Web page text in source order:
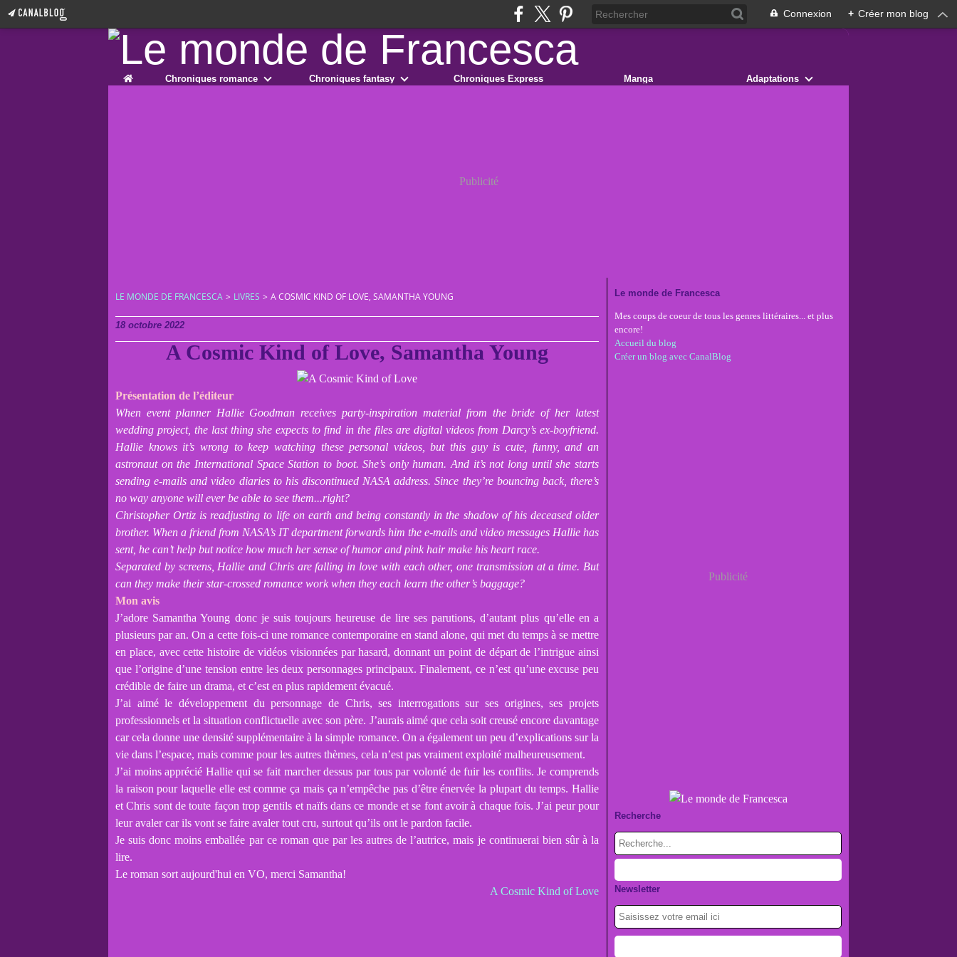
Connexion + Créer mon blog
Home Chroniques romance Chroniques fantasy Chroniques Express Manga Adaptations
Publicité
LE MONDE DE FRANCESCA > LIVRES > A COSMIC KIND OF LOVE, SAMANTHA YOUNG
18 octobre 2022
A Cosmic Kind of Love, Samantha Young
Présentation de l’éditeur
When event planner Hallie Goodman receives party-inspiration material from the bride of her latest
wedding project, the last thing she expects to find in the files are digital videos from Darcy’s ex-boyfriend.
Hallie knows it’s wrong to keep watching these personal videos, but this guy is cute, funny, and an
astronaut on the International Space Station to boot. She’s only human. And it’s not long until she starts
sending e-mails and video diaries to his discontinued NASA address. Since they’re bouncing back, there’s
no way anyone will ever be able to see them...right?
Christopher Ortiz is readjusting to life on earth and being constantly in the shadow of his deceased older
brother. When a friend from NASA’s IT department forwards him the e-mails and video messages Hallie has
sent, he can’t help but notice how much her sense of humor and pink hair make his heart race.
Separated by screens, Hallie and Chris are falling in love with each other, one transmission at a time. But
can they make their star-crossed romance work when they each learn the other’s baggage?
Mon avis
J’adore Samantha Young donc je suis toujours heureuse de lire ses parutions, d’autant plus qu’elle en a
plusieurs par an. On a cette fois-ci une romance contemporaine en stand alone, qui met du temps à se mettre
en place, avec cette histoire de vidéos visionnées par hasard, donnant un point de départ de l’intrigue ainsi
que l’origine d’une tension entre les deux personnages principaux. Finalement, ce n’est qu’une excuse peu
crédible de faire un drama, et c’est en plus rapidement évacué.
J’ai aimé le développement du personnage de Chris, ses interrogations sur ses origines, ses projets
professionnels et la situation conflictuelle avec son père. J’aurais aimé que cela soit creusé encore davantage
car cela donne une densité supplémentaire à la simple romance. On a également un peu d’explications sur la
vie dans l’espace, mais comme pour les autres thèmes, cela n’est pas vraiment exploité malheureusement.
J’ai moins apprécié Hallie qui se fait marcher dessus par tous par volonté de fuir les conflits. Je comprends
la raison pour laquelle elle est comme ça mais ça n’empêche pas d’être énervée la plupart du temps. Hallie
et Chris sont de toute façon trop gentils et naïfs dans ce monde et se font avoir à chaque fois. J’ai peur pour
leur avaler car ils vont se faire avaler tout cru, surtout qu’ils ont le pardon facile.
Je suis donc moins emballée par ce roman que par les autres de l’autrice, mais je continuerai bien sûr à la
lire.
Le roman sort aujourd'hui en VO, merci Samantha!
A Cosmic Kind of Love
Le monde de Francesca
Mes coups de coeur de tous les genres littéraires... et plus
encore!
Accueil du blog
Créer un blog avec CanalBlog
Publicité
Recherche
Newsletter